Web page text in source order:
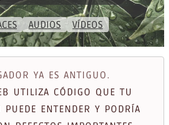
AUDIOS
VÍDEOS
YA ES ANTIGUO.
UTILIZA CÓDIGO QUE TU
PUEDE ENTENDER Y PODRÍA